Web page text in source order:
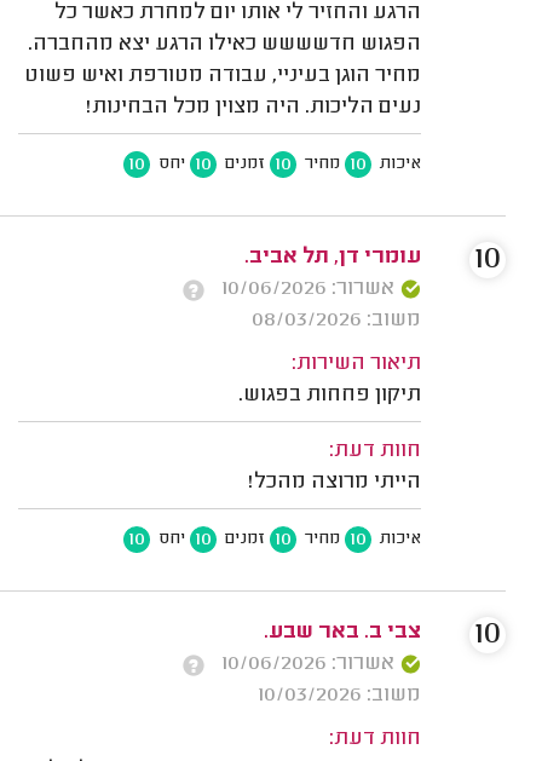
הרגע והחזיר לי אותו יום למחרת כאשר כל
הפגוש חדשששש כאילו הרגע יצא מהחברה.
מחיר הוגן בעיניי, עבודה מטורפת ואיש פשוט
נעים הליכות. היה מצוין מכל הבחינות!
איכות 10 מחיר 10 זמנים 10 יחס 10
עומרי דן, תל אביב.
אשרור: 10/06/2026
משוב: 08/03/2026
תיאור השירות:
תיקון פחחות בפגוש.
חוות דעת:
הייתי מרוצה מהכל!
איכות 10 מחיר 10 זמנים 10 יחס 10
10
צבי ב. באר שבע.
אשרור: 10/06/2026
משוב: 10/03/2026
חוות דעת:
10